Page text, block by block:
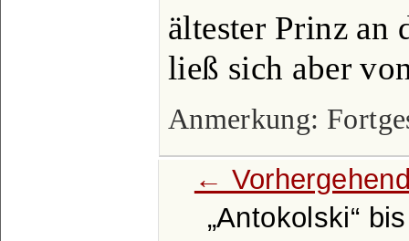
ältester Prinz an
ließ sich aber
Anmerkung:
←
Antokolski